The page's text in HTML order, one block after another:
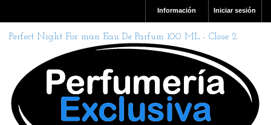
Iniciar sesión
Información
Perfect Night For man Eau De Parfum 100 ML - Close 2